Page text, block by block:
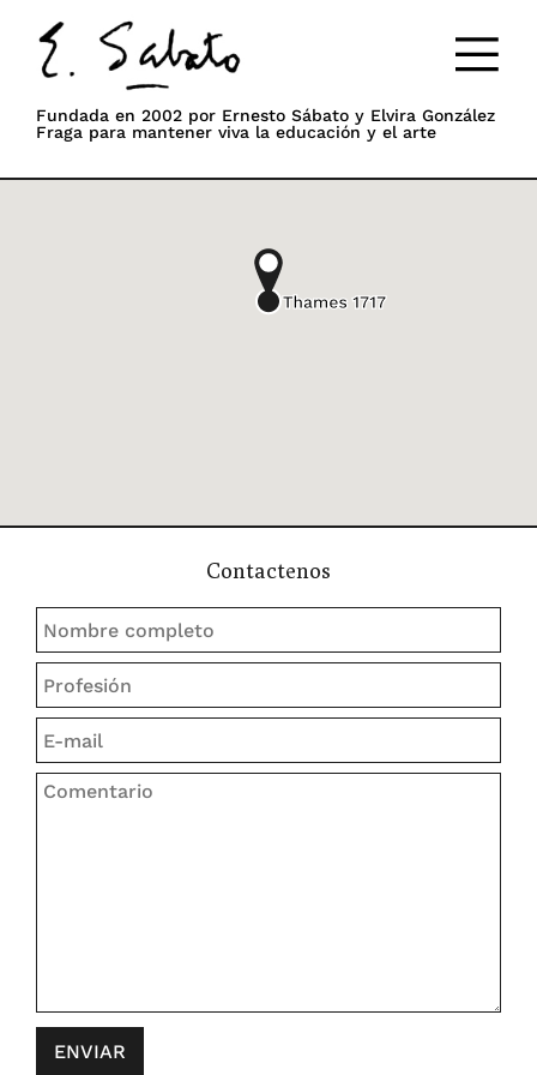
Fundada en 2002 por Ernesto Sábato y Elvira González
Fraga para mantener viva la educación y el arte
Contactenos